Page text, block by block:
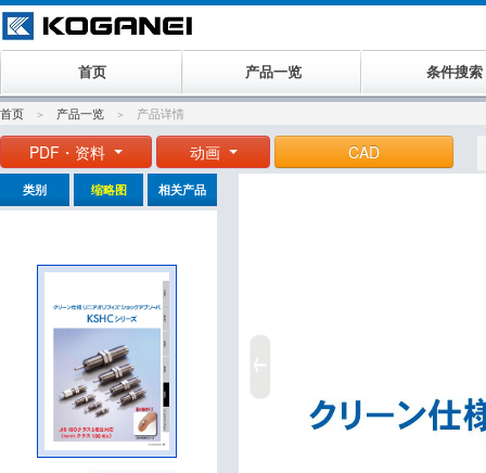
首页 产品一览 条件搜索
首页 产品一览 产品详情
PDF・资料 动画 CAD
类别 缩略图 相关产品